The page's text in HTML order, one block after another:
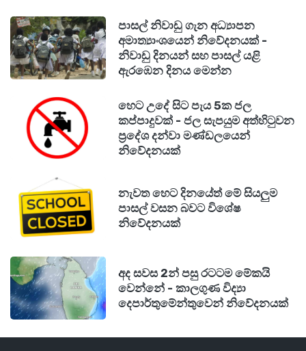
පාසල් නිවාඩු ගැන අධ්‍යාපන
අමාත්‍යාංශයෙන් නිවේදනයක් -
නිවාඩු දිනයන් සහ පාසල් යළි
ඇරඹෙන දිනය මෙන්න
හෙට උදේ සිට පැය 5ක ජල
කප්පාදුවක් - ජල සැපයුම අත්හිටුවන
ප්‍රදේශ දන්වා මණ්ඩලයෙන්
නිවේදනයක්
නැවත හෙට දිනයේත් මේ සියලුම
පාසල් වසන බවට විශේෂ
නිවේදනයක්
අද සවස 2න් පසු රටටම මේකයි
වෙන්නේ - කාලගුණ විද්‍යා
දෙපාර්තුමේන්තුවෙන් නිවේදනයක්